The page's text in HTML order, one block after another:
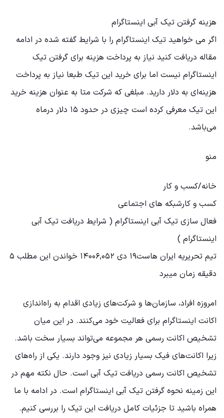
هزینه گرفتن تیک آبی اینستاگرام
اگر می خواهید تیک اینستاگرام را با شرایط گفته شده در ادامه
مقاله دریافت کنید نیاز به پرداخت هزینه برای گرفتن تیک
اینستاگرام نیست اما برای خرید این تیک طبعا نیاز به پرداخت
هزینه‌ای به دلار دارید. مبلغی که شرکت متا به عنوان هزینه خرید
این تیک معرفی کرده است چیزی در حدود ۱۵ دلار درماه
می‌باشد.
منو
خانه/کسب و کار
کسب و کارشبکه های اجتماعی
فعال سازی تیک آبی اینستاگرام ( شرایط دریافت تیک آبی
اینستاگرام )
تیم تحریریه ایران هاست۱۹ دی ۱۴۰۰۶,۰۵۲ خواندن این مطلب ۵
دقیقه زمان میبرد
امروزه افراد، سازمان‌ها و شرکت‌های زیادی اقدام به راه‌اندازی
اکانت اینستاگرام برای فعالیت خود می‌کنند. در این میان
تشخیص اکانت رسمی هر مجموعه می‌تواند بسیار سخت باشد.
زیرا اکانت‌های فیک بسیار زیادی نیز وجود دارند. یکی از راه‌های
تشخیص اکانت رسمی دریافت تیک آبی است. حال نکته مهم در
این زمینه نحوه گرفتن تیک آبی اینستاگرام است. در ادامه با ما
همراه باشید تا جزئیات کامل دریافت این تیک را بررسی کنیم.